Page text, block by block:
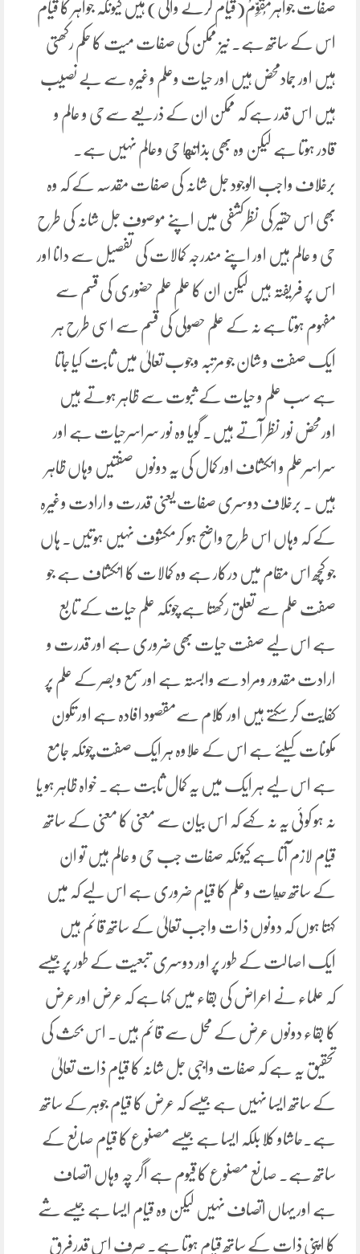
صفات جواہرمُقَوِّمْ(قیام کرنے والی) ہیں کیونکہ جواہر کا قیام
اس کے ساتھ ہے۔ نیز ممکن کی صفات میت کا حکم رکھتی
ہیں اور جمادمحض ہیں اور حیات وعلم وغیرہ سے بے نصیب
ہیں اس قدر ہے کہ ممکن ان کے ذریعے سےحی و عالم و
قادر ہوتا ہے لیکن وہ بھی بذاتها حی وعالم نہیں ہے۔
برخلاف واجب الوجود جل شانہ کی صفات مقدسہ کے کہ وہ
بھی اس حقیر کی نظرکشفی میں اپنے موصوف جل شانہ کی طرح
حی و عالم ہیں اور اپنے مندرجہ کمالات کی تفصیل سے دانا اور
اس پر فریفتہ ہیں لیکن ان کا علم علم حضوری کی قسم سے
مفہوم ہوتا ہے نہ کے علم حصولی کی قسم سے اسی طرح ہر
ایک صفت و شان جو مرتبہ وجوب تعالیٰ میں ثابت کیا جاتا
ہے سب علم و حیات کے ثبوت سے ظاہر ہوتے ہیں
اورمحض نور نظر آتے ہیں۔ گویا وہ نور سراسرحیات ہے اور
سراسرعلم و انکشاف اور کمال کی یہ دونوں صفتیں وہاں ظاہر
ہیں ۔ برخلاف دوسری صفات یعنی قدرت و ارادت وغیرہ
کے کہ وہاں اس طرح واضح ہو کرمکشوف نہیں ہوتیں۔ ہاں
جو کچھ اس مقام میں درکار ہے وہ کمالات کا انکشاف ہے جو
صفت علم سے تعلق رکھتا ہے چونکہ علم حیات کے تابع
ہے اس لیے صفت حیات بھی ضروری ہے اور قدرت و
ارادت مقدور ومراد سے وابستہ ہے اورسمع و بصر کے علم پر
کفایت کر سکتے ہیں اور کلام سےمقصود افادہ ہے اور تکون
مکونات کیلئے ہے اس کے علاوہ ہر ایک صفت چونکہ جامع
ہے اس لیے ہر ایک میں یہ کمال ثابت ہے۔ خواہ ظاہر ہو یا
نہ ہو کوئی یہ نہ کہے کہ اس بیان سے معنی کا معنی کے ساتھ
قیام لازم آتا ہے کیونکہ صفات جب حی و عالم ہیں تو ان
کے ساتھ حيات وعلم کا قیام ضروری ہے اس لیے کہ میں
کہتا ہوں کہ دونوں ذات واجب تعالیٰ کے ساتھ قائم ہیں
ایک اصالت کے طور پر اور دوسری تبعیت کے طور پر جیسے
کہ علماء نے اعراض کی بقاء میں کہا ہے کہ عرض اور عرض
کا بقاء دونوں عرض کے محل سے قائم ہیں۔ اس بحث کی
تحقیق یہ ہے کہ صفات واجبی جل شانہ کا قیام ذات تعالیٰ
کے ساتھ ایسا نہیں ہے جیسے کہ عرض کا قیام جوہر کے ساتھ
ہے۔حاشاو کلا بلکہ ایسا ہے جیسے مصنوع کا قیام صانع کے
ساتھ ہے۔ صانع مصنوع کا قیوم ہے اگر چہ وہاں اتصاف
ہے اور یہاں اتصاف نہیں لیکن وہ قیام ایسا ہے جیسے شے
کا اپنی ذات کے ساتھ قیام ہوتا ہے۔ صرف اس قدرفرق